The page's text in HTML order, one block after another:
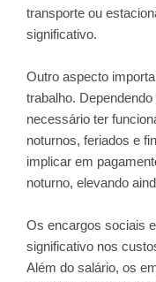
transporte ou
significativo.
Outro aspecto
trabalho.
necessário ter
noturnos, feriados e
implicar em
noturno, elevando
Os encargos sociais
significativo nos
Além do salário, os